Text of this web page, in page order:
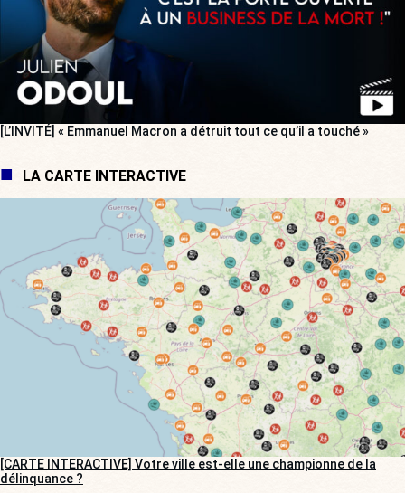
[L’INVITÉ] « Emmanuel Macron a détruit tout ce qu’il a touché »
LA CARTE INTERACTIVE
[CARTE INTERACTIVE] Votre ville est-elle une championne de la
délinquance ?